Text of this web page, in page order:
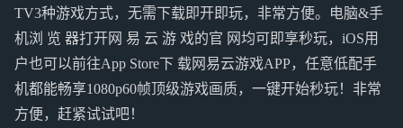
TV3种游戏方式，无需下载即开即玩，非常方便。电脑&手
机浏 览 器打开网 易 云 游 戏的官 网均可即享秒玩，iOS用
户也可以前往App Store下 载网易云游戏APP，任意低配手
机都能畅享1080p60帧顶级游戏画质，一键开始秒玩！非常
方便，赶紧试试吧！